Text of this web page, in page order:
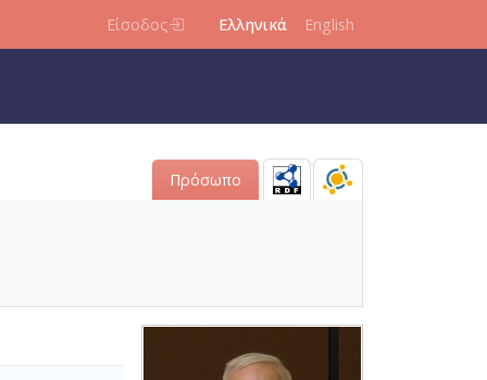
Είσοδος Ελληνικά English
Πρόσωπο